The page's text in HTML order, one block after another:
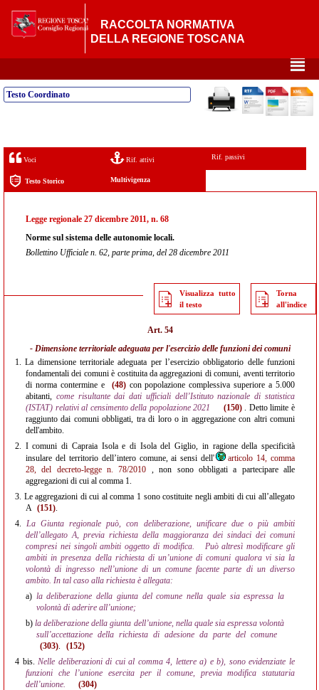
RACCOLTA NORMATIVA
DELLA REGIONE TOSCANA
²
Testo Coordinato
Voci Rif. attivi Rif. passivi
Testo Storico Multivigenza
Legge regionale 27 dicembre 2011, n. 68
Norme sul sistema delle autonomie locali.
Bollettino Ufficiale n. 62, parte prima, del 28 dicembre 2011
Visualizza tutto
il testo
Torna
all'indice
Art. 54
- Dimensione territoriale adeguata per l'esercizio delle funzioni dei comuni
1.La dimensione territoriale adeguata per l’esercizio obbligatorio delle funzioni
fondamentali dei comuni è costituita da aggregazioni di comuni, aventi territorio
di norma contermine e
(48)con popolazione complessiva superiore a 5.000
abitanti, come risultante dai dati ufficiali dell’Istituto nazionale di statistica
(ISTAT) relativi al censimento della popolazione 2021
(150). Detto limite è
raggiunto dai comuni obbligati, tra di loro o in aggregazione con altri comuni
dell'ambito.
2. I comuni di Capraia Isola e di Isola del Giglio, in ragione della specificità
insulare del territorio dell’intero comune, ai sensi dell'
articolo 14, comma
28, del decreto-legge n. 78/2010 , non sono obbligati a partecipare alle
aggregazioni di cui al comma 1.
3. Le aggregazioni di cui al comma 1 sono costituite negli ambiti di cui all’allegato
A (151).
4. La Giunta regionale può, con deliberazione, unificare due o più ambiti
dell’allegato A, previa richiesta della maggioranza dei sindaci dei comuni
compresi nei singoli ambiti oggetto di modifica.
Può altresì modificare gli
ambiti in presenza della richiesta di un’unione di comuni qualora vi sia la
volontà di ingresso nell’unione di un comune facente parte di un diverso
ambito. In tal caso alla richiesta è allegata:
a) la deliberazione della giunta del comune nella quale sia espressa la
volontà di aderire all’unione;
b)la deliberazione della giunta dell’unione, nella quale sia espressa volontà
sull’accettazione della richiesta di adesione da parte del comune
(303).
(152)
4 bis. Nelle deliberazioni di cui al comma 4, lettere a) e b), sono evidenziate le
funzioni che l’unione esercita per il comune, previa modifica statutaria
dell’unione.
(304)